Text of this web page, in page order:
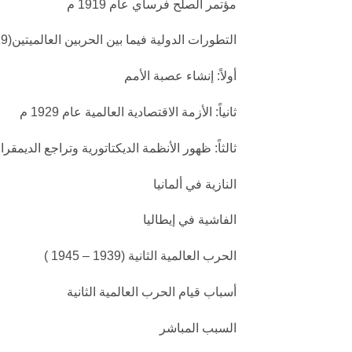
مؤتمر الصلح فرساي عام 1919 م
التطورات الدولية فيما بين الحربين العالميتين(1919 – 1939 )
أولاً: إنشاء عصبة الأمم
ثانياً: الأزمة الاقتصادية العالمية عام 1929 م
ثالثاً: ظهور الأنظمة الديكتاتورية وتراجع
النازية في ألمانيا
الفاشية في إيطاليا
الحرب العالمية الثانية (1939 – 1945 )
أسباب قيام الحرب العالمية الثانية
السبب المباشر